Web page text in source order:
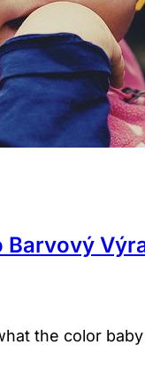
Barvový
the color